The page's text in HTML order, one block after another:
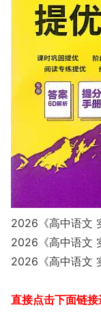
2026《高中语文
2026《高中语文
2026《高中语文
直接点击下面链接